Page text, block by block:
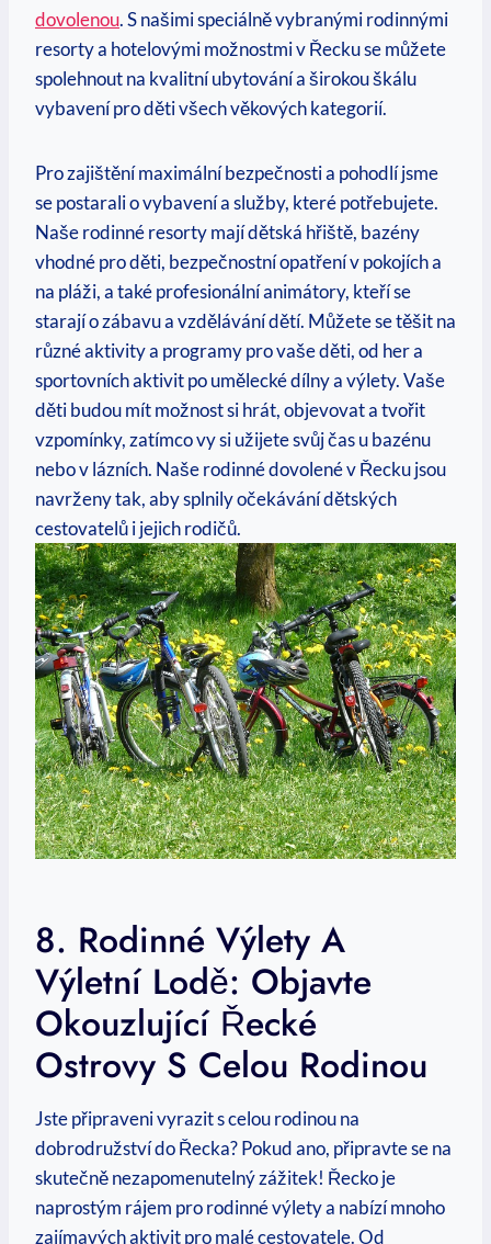
dovolenou. S našimi speciálně vybranými rodinnými
resorty a hotelovými možnostmi v Řecku se​ můžete
spolehnout na kvalitní‌ ubytování a širokou škálu⁣
vybavení pro děti všech ⁣věkových kategorií.
Pro zajištění maximální‍ bezpečnosti a pohodlí jsme
se postarali o vybavení a služby, které​ potřebujete.
Naše rodinné resorty mají⁣ dětská hřiště, bazény
vhodné pro děti, bezpečnostní‍ opatření v pokojích a
na pláži, a také profesionální ⁣animátory, kteří se
starají o zábavu⁢ a vzdělávání dětí. Můžete se⁣ těšit⁣ na
různé aktivity a programy pro vaše děti, ⁢od her a
sportovních aktivit po⁤ umělecké dílny⁣ a výlety. Vaše
děti budou mít možnost si hrát, ⁢objevovat a tvořit
vzpomínky,⁣ zatímco ‍vy si užijete svůj čas u ⁣bazénu
nebo v lázních. Naše rodinné dovolené v Řecku jsou
navrženy tak, aby splnily očekávání​ dětských⁣
cestovatelů i jejich rodičů.
8. Rodinné Výlety A
Výletní Lodě: Objavte
‍okouzlující Řecké
Ostrovy ⁤s Celou Rodinou
Jste připraveni vyrazit s celou rodinou na
dobrodružství do Řecka? Pokud ⁢ano, připravte se na
skutečně nezapomenutelný zážitek! Řecko je
naprostým rájem pro rodinné výlety ⁢a‌ nabízí mnoho
zajímavých aktivit pro ​malé cestovatele. Od